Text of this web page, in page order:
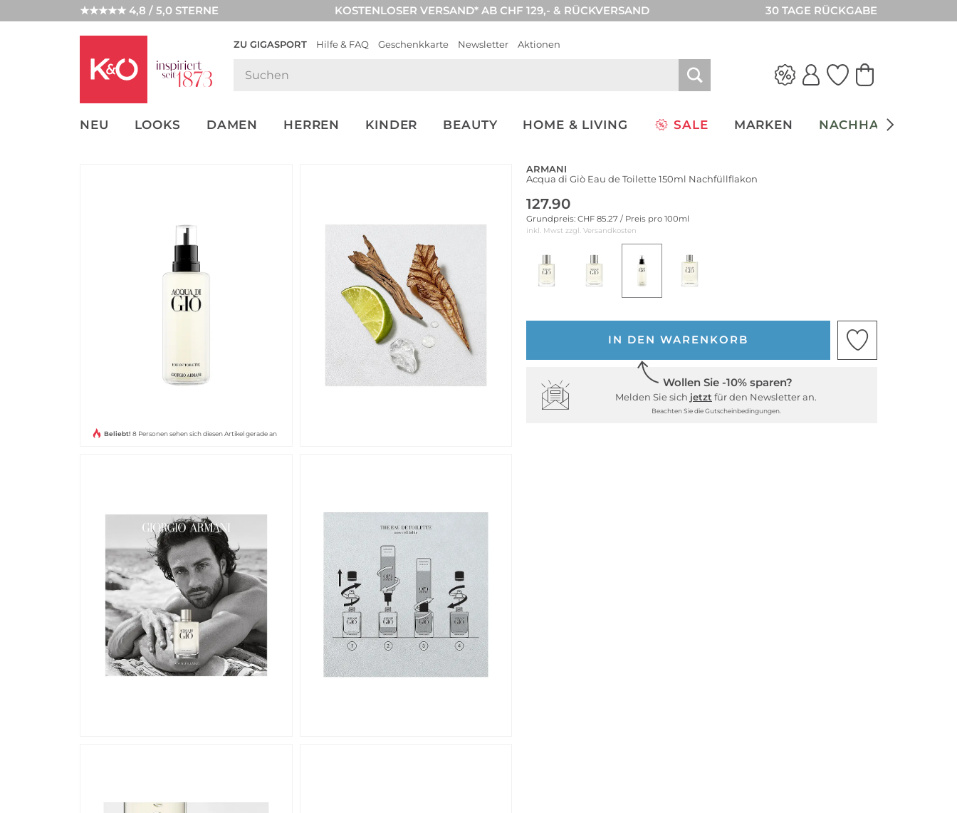
★★★★★ 4,8 / 5,0 STERNE KOSTENLOSER VERSAND* AB CHF 129,- & RÜCKVERSAND 30 TAGE RÜCKGABE
ZU GIGASPORT Hilfe & FAQ Geschenkkarte Newsletter Aktionen
NEU LOOKS DAMEN HERREN KINDER BEAUTY HOME & LIVING SALE MARKEN NACHHALTIGKEIT
NEW IN
WEDDING
Beliebt! 8 Personen sehen sich diesen Artikel gerade an
ARMANI
Acqua di Giò Eau de Toilette 150ml Nachfüllflakon
127.90
Grundpreis: CHF 85.27 / Preis pro 100ml
inkl. Mwst zzgl. Versandkosten
IN DEN WARENKORB
Wollen Sie -10% sparen?
Melden Sie sich jetzt für den Newsletter an.
Beachten Sie die Gutscheinbedingungen.